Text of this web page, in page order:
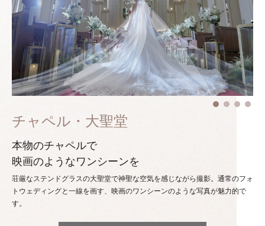
チャペル・大聖堂
本物のチャペルで
映画のようなワンシーンを
荘厳なステンドグラスの大聖堂で神聖な空気を感じながら撮影。通常のフォ
トウェディングと一線を画す、映画のワンシーンのような写真が魅力的で
す。